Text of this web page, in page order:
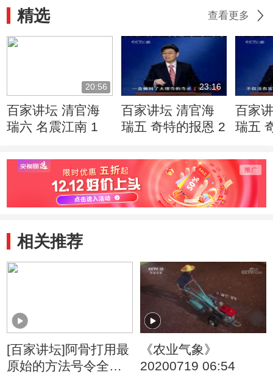
精选 查看更多
20:56
百家讲坛 清官海
瑞六 名震江南 1
23:16
百家讲坛 清官海
瑞五 奇特的报恩 2
百家
瑞五
相关推荐
[百家讲坛]阿骨打用最
原始的方法号令全军
《农业气象》
20200719 06:54